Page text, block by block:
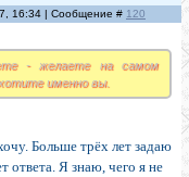
16:34 | Сообщение # 120
- желаете на самом
именно вы.
Больше трёх лет задаю
ответа. Я знаю, чего я не